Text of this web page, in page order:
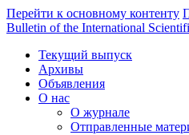
Перейти к основному контенту
Bulletin of the International
Текущий выпуск
Архивы
Объявления
О нас
О журнале
Отправленные